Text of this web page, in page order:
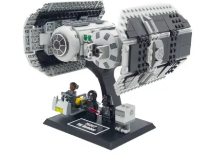
na
stronie
produktu